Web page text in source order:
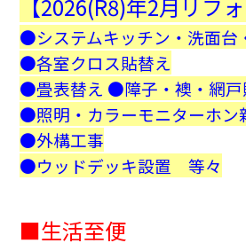
【2026(R8)年2月リフォ
●システムキッチン・洗面台
●各室クロス貼替え
●畳表替え ●障子・襖・網戸
●照明・カラーモニターホン
●外構工事
●ウッドデッキ設置 等々
■生活至便